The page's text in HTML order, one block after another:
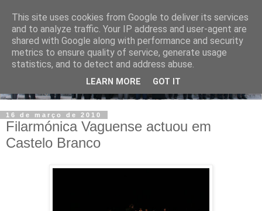
16 de março de 2010
Filarmónica Vaguense actuou em
Castelo Branco
This site uses cookies from Google to deliver its services
and to analyze traffic. Your IP address and user-agent are
shared with Google along with performance and security
metrics to ensure quality of service, generate usage
statistics, and to detect and address abuse.
LEARN MORE GOT IT